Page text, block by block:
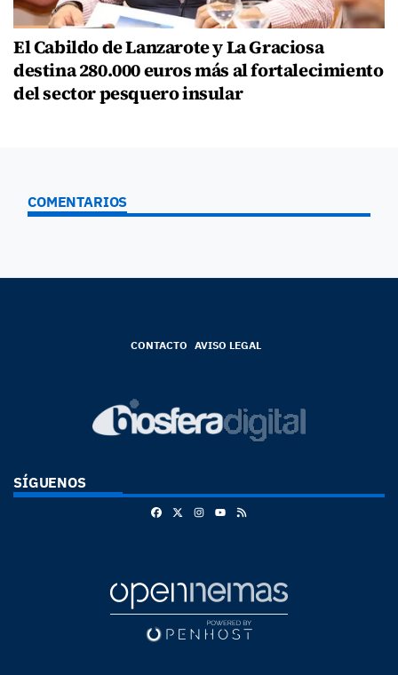
El Cabildo de Lanzarote y La Graciosa
destina 280.000 euros más al fortalecimiento
del sector pesquero insular
COMENTARIOS
CONTACTO AVISO LEGAL
SÍGUENOS
FacebookInstagram